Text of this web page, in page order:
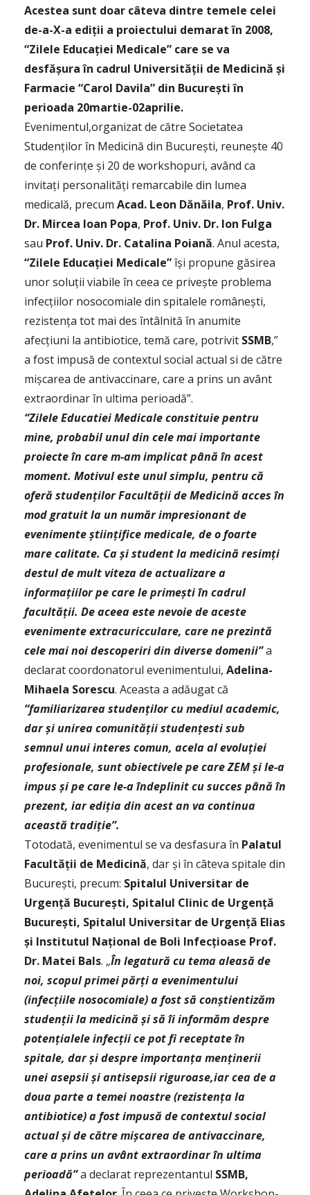
Acestea sunt doar câteva dintre temele celei
de-a-X-a ediţii a proiectului demarat în 2008,
“Zilele Educaţiei Medicale” care se va
desfăşura în cadrul Universităţii de Medicină şi
Farmacie “Carol Davila” din Bucureşti în
perioada 20martie-02aprilie.
Evenimentul,organizat de către Societatea
Studenţilor în Medicină din Bucureşti, reuneşte 40
de conferinţe şi 20 de workshopuri, având ca
invitați personalități remarcabile din lumea
medicală, precum Acad. Leon Dănăila, Prof. Univ.
Dr. Mircea Ioan Popa, Prof. Univ. Dr. Ion Fulga
sau Prof. Univ. Dr. Catalina Poiană. Anul acesta,
“Zilele Educaţiei Medicale”îşi propune găsirea
unor soluţii viabile în ceea ce priveşte problema
infecţiilor nosocomiale din spitalele româneşti,
rezistenţa tot mai des întâlnită în anumite
afecţiuni la antibiotice, temă care, potrivit SSMB,”
a fost impusă de contextul social actual si de către
mişcarea de antivaccinare, care a prins un avânt
extraordinar în ultima perioadă”.
“Zilele Educatiei Medicale constituie pentru
mine, probabil unul din cele mai importante
proiecte în care m-am implicat până în acest
moment. Motivul este unul simplu, pentru că
oferă studenţilor Facultăţii de Medicină acces în
mod gratuit la un număr impresionant de
evenimente ştiinţifice medicale, de o foarte
mare calitate. Ca şi student la medicină resimţi
destul de mult viteza de actualizare a
informaţiilor pe care le primeşti în cadrul
facultăţii. De aceea este nevoie de aceste
evenimente extracuricculare, care ne prezintă
cele mai noi descoperiri din diverse domenii”a
declarat coordonatorul evenimentului, Adelina-
Mihaela Sorescu. Aceasta a adăugat că
“familiarizarea studenților cu mediul academic,
dar și unirea comunității studențesti sub
semnul unui interes comun, acela al evoluției
profesionale, sunt obiectivele pe care ZEM și le-a
impus și pe care le-a îndeplinit cu succes până în
prezent, iar ediția din acest an va continua
această tradiţie”.
Totodată, evenimentul se va desfasura în Palatul
Facultăţii de Medicină, dar şi în câteva spitale din
Bucureşti, precum: Spitalul Universitar de
Urgenţă Bucureşti, Spitalul Clinic de Urgenţă
Bucureşti, Spitalul Universitar de Urgenţă Elias
şi Institutul Naţional de Boli Infecţioase Prof.
Dr. Matei Bals. „În legatură cu tema aleasă de
noi, scopul primei părţi a evenimentului
(infecţiile nosocomiale) a fost să conştientizăm
studenţii la medicină şi să îi informăm despre
potenţialele infecţii ce pot fi receptate în
spitale, dar şi despre importanţa menţinerii
unei asepsii şi antisepsii riguroase,iar cea de a
doua parte a temei noastre (rezistenţa la
antibiotice) a fost impusă de contextul social
actual şi de către mişcarea de antivaccinare,
care a prins un avânt extraordinar în ultima
perioadă”a declarat reprezentantul SSMB,